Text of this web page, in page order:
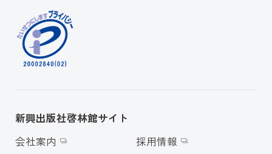
新興出版社啓林館サイト
会社案内
採用情報